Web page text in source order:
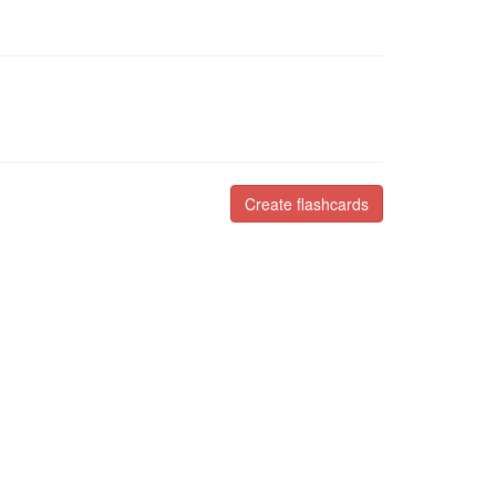
Create flashcards